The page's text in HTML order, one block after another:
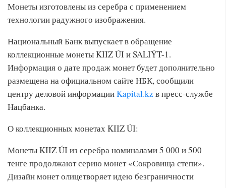
Монеты изготовлены из серебра с применением
технологии радужного изображения.
Национальный Банк выпускает в обращение
коллекционные монеты KIIZ ÚI и SALIÝT-1.
Информация о дате продаж монет будет дополнительно
размещена на официальном сайте НБК, сообщили
центру деловой информацииKapital.kz в пресс-службе
Нацбанка.
О коллекционных монетах KIIZ ÚI:
Монеты KIIZ ÚI из серебра номиналами 5 000 и 500
тенге продолжают серию монет «Сокровища степи».
Дизайн монет олицетворяет идею безграничности